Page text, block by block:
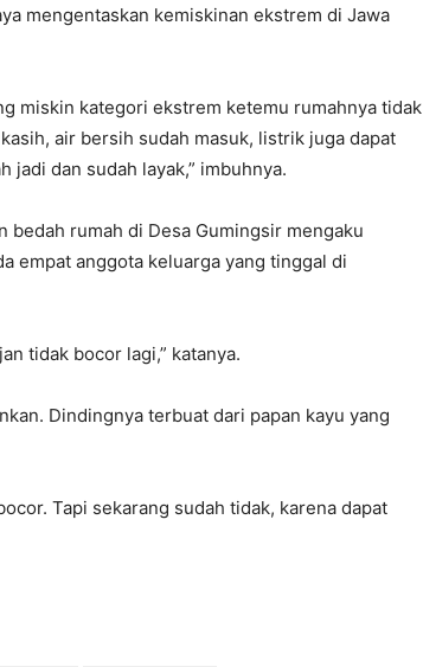
mengentaskan kemiskinan ekstrem di Jawa
miskin kategori ekstrem ketemu rumahnya tidak
air bersih sudah masuk, listrik juga dapat
jadi dan sudah layak,” imbuhnya.
bedah rumah di Desa Gumingsir mengaku
empat anggota keluarga yang tinggal di
tidak bocor lagi,” katanya.
Dindingnya terbuat dari papan kayu yang
Tapi sekarang sudah tidak, karena dapat